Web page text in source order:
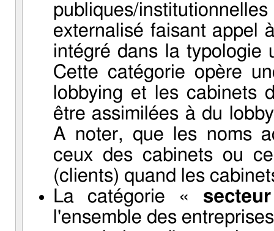
publiques/
externalisé faisant appel
intégré dans la
Cette catégorie opère
lobbying et les cabinets
être assimilées à du
A noter, que les noms
ceux des cabinets ou
(clients) quand les
La catégorie «
l'ensemble des